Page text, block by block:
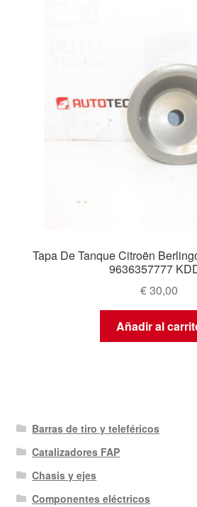
Tapa De Tanque Citroën
9636357777
€30,00
Añadir al
Barras de tiro y teleféricos
Catalizadores FAP
Chasis y ejes
Componentes eléctricos